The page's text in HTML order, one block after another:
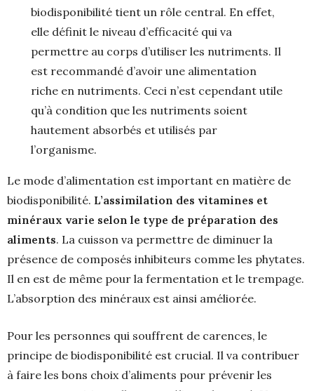
biodisponibilité tient un rôle central. En effet,
elle définit le niveau d’efficacité qui va
permettre au corps d’utiliser les nutriments. Il
est recommandé d’avoir une alimentation
riche en nutriments. Ceci n’est cependant utile
qu’à condition que les nutriments soient
hautement absorbés et utilisés par
l’organisme.
Le mode d’alimentation est important en matière de
biodisponibilité. L’assimilation des vitamines et
minéraux varie selon le type de préparation des
aliments. La cuisson va permettre de diminuer la
présence de composés inhibiteurs comme les phytates.
Il en est de même pour la fermentation et le trempage.
L’absorption des minéraux est ainsi améliorée.
Pour les personnes qui souffrent de carences, le
principe de biodisponibilité est crucial. Il va contribuer
à faire les bons choix d’aliments pour prévenir les